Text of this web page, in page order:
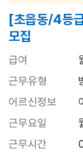
[초읍동/4등
모집
급여
근무유형
어르신정보
근무요일
근무시간